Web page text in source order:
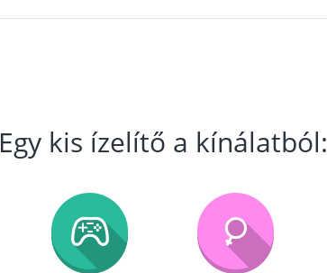
Egy kis ízelítő a kínálatból: